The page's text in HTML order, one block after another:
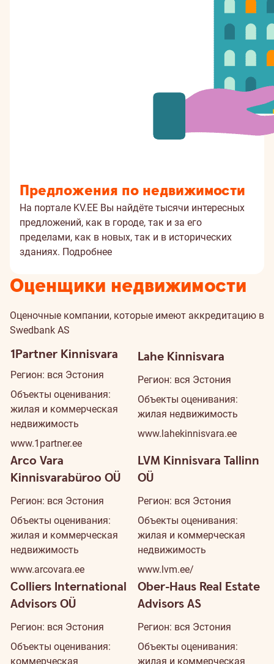
Предложения по недвижимости
На портале KV.EE Вы найдёте тысячи интересных
предложений, как в городе, так и за его
пределами, как в новых, так и в исторических
зданиях. Подробнее
Оценщики недвижимости
Оценочные компании, которые имеют аккредитацию в
Swedbank AS
1Partner Kinnisvara
Регион: вся Эстония
Объекты оценивания:
жилая и коммерческая
недвижимость
www.1partner.ee
Lahe Kinnisvara
Регион: вся Эстония
Объекты оценивания:
жилая недвижимость
www.lahekinnisvara.ee
Arco Vara
Kinnisvarabüroo OÜ
Регион: вся Эстония
Объекты оценивания:
жилая и коммерческая
недвижимость
www.arcovara.ee
LVM Kinnisvara Tallinn
OÜ
Регион: вся Эстония
Объекты оценивания:
жилая и коммерческая
недвижимость
www.lvm.ee/
Colliers International
Advisors OÜ
Регион: вся Эстония
Объекты оценивания:
коммерческая
Ober-Haus Real Estate
Advisors AS
Регион: вся Эстония
Объекты оценивания:
жилая и коммерческая